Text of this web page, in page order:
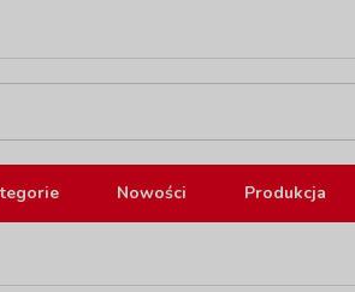
Nowości Produkcja